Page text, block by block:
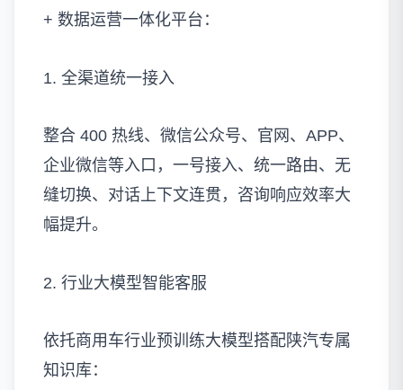
+ 数据运营一体化平台：
1. 全渠道统一接入
整合 400 热线、微信公众号、官网、APP、
企业微信等入口，一号接入、统一路由、无
缝切换、对话上下文连贯，咨询响应效率大
幅提升。
2. 行业大模型智能客服
依托商用车行业预训练大模型搭配陕汽专属
知识库：